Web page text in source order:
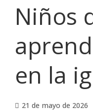
Niños
en la
21 de mayo de 2026